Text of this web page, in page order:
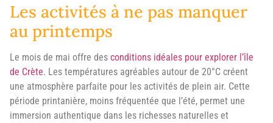
Les activités à ne pas manquer
au printemps
Le mois de mai offre des conditions idéales pour explorer l’île
de Crète. Les températures agréables autour de 20°C créent
une atmosphère parfaite pour les activités de plein air. Cette
période printanière, moins fréquentée que l’été, permet une
immersion authentique dans les richesses naturelles et